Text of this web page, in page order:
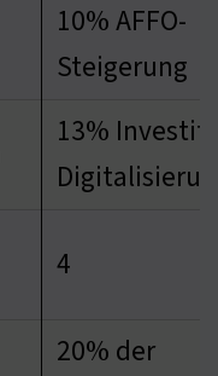
10% AFFO-
Steigerung
13%
4
20% der